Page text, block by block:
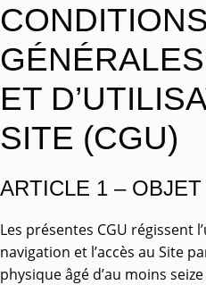
CONDITIONS
ET
SITE (CGU)
ARTICLE 1 – OBJET
Les présentes CGU régissent
navigation et l’accès au Site
physique âgé d’au moins